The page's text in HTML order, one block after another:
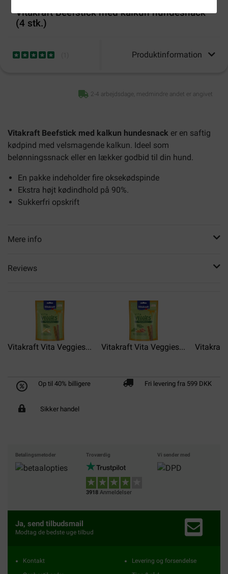
Vitakraft Beefstick med kalkun hundesnack
(4 stk.)
Produktinformation
2-4 arbejdsdage, medmindre andet er angivet
Vitakraft Beefstick med kalkun hundesnack er en saftig
kødpind med velsmagende kalkun. Ideel som
belønningssnack eller en lækker godbid til din hund.
En pakke indeholder fire oksekødspinde
Ekstra højt kødindhold på 90%.
Sukkerfri opskrift
Mere info
Reviews
Vitakraft Vita Veggies... Vitakraft Vita Veggies... Vitakraft
Op til 40% billigere Fri levering fra 599 DKK
Sikker handel
Betalingsmetoder Troværdig
3918 Anmeldelser
Vi sender med
Ja, send tilbudsmail
Modtag de bedste uge tilbud
Kontakt
Levering og forsendelse